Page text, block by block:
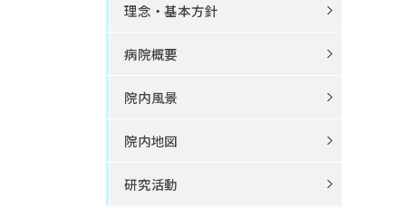
理念・基本方針
病院概要
院内風景
院内地図
研究活動